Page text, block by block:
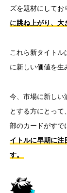
ズを題材にしてお
に跳ね上がり、大
これら新タイト
に新しい価値を生
今、市場に新しい
とする方にとっ
部のカードがすで
イトルに早期に注
す。